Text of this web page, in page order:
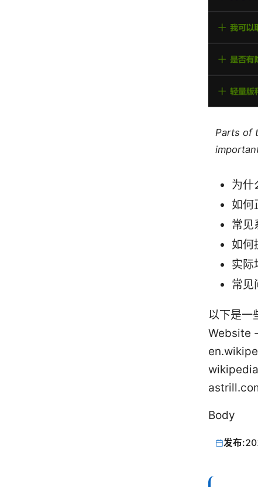
Parts of
为什
如何
常见
如何
实际
常见
以下是一
Website
Body
发布: